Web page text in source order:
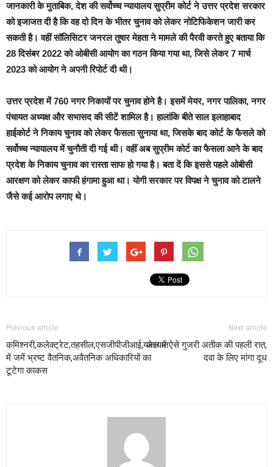
जानकारी के मुताबिक, देश की सर्वोच्च न्यायालय सुप्रीम कोर्ट ने उत्तर प्रदेश सरकार
को इजाजत दी है कि वह दो दिन के भीतर चुनाव को लेकर नोटिफिकेशन जारी कर
सकती है। वहीं सॉलिसिटर जनरल तुषार मेहता ने मामले की पैरवी करते हुए बताया कि
28 दिसंबर 2022 को ओबीसी आयोग का गठन किया गया था, जिसे लेकर 7 मार्च
2023 को आयोग ने अपनी रिपोर्ट दी थी।
उत्तर प्रदेश में 760 नगर निकायों पर चुनाव होने है। इसमें मेयर, नगर पालिका, नगर
पंचायत अध्यक्ष और सभासद की सीटें शामिल है। हालांकि बीते साल इलाहाबाद
हाईकोर्ट ने निकाय चुनाव को लेकर फैसला सुनाया था, जिसके बाद कोर्ट के फैसले को
सर्वोच्च न्यायालय में चुनौती दी गई थी। वहीं अब सुप्रीम कोर्ट का फैसला आने के बाद
प्रदेश के निकाय चुनाव का रास्ता साफ हो गया है। बता दें कि इससे पहले ओबीसी
आरक्षण को लेकर काफी हंगामा हुआ था। योगी सरकार पर विपक्ष ने चुनाव को टालने
जैसे कई आरोप लगाए थे।
Previous article
कमिश्नरी,कलेक्ट्रेट,तहसील,एसजीपीजीआई,यातायात
में जमें भ्रष्ट वैतनिक,अवैतनिक अधिकारियों का
टूटेगा काकस
Next article
जेल में ऐसे गुजरी अतीक की पहली रात,
दवा के लिए मांगा दूध